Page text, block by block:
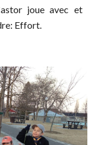
joue avec et
Effort.